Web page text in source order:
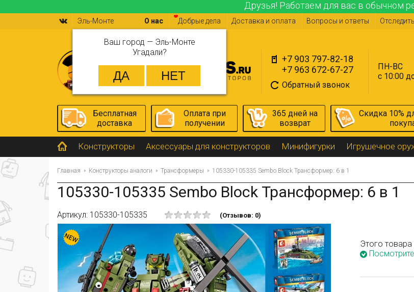
Друзья! Работаем для вас в обычном
Эль-Монте
Ваш город — Эль-Монте
Угадали?
О нас Добрые дела Доставка и оплата Вопросы и ответы
+7 903 797-82-18
+7 963 672-67-27
Обратный звонок
ПН-ВС
с 10:00
Бесплатная
доставка
Оплата при
получении
365 дней на
возврат
Скидка 10%
Конструкторы Аксессуары для конструкторов Минифигурки Игрушечное
Главная Конструкторы аналоги Трансформеры 105330-105335 Sembo Block Трансформер: 6 в 1
105330-105335 Sembo Block Трансформер: 6 в 1
Артикул: 105330-105335 (Отзывов: 0)
Этого